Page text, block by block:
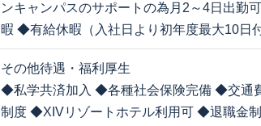
ンキャンパスのサポートの為月2～4日出勤
暇 ◆有給休暇（入社日より初年度最大10日
その他待遇・福利厚生
◆私学共済加入 ◆各種社会保険完備 ◆交通
制度 ◆XIVリゾートホテル利用可 ◆退職金